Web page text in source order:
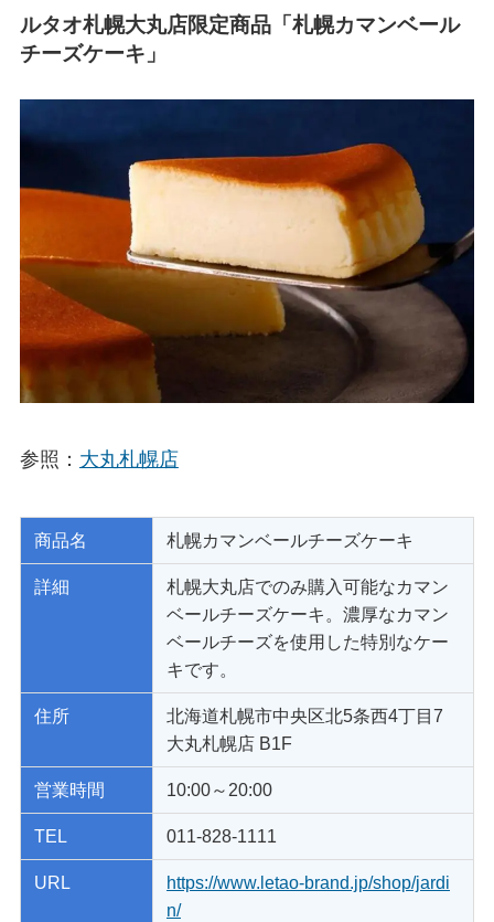
ルタオ札幌大丸店限定商品「札幌カマンベール
チーズケーキ」
参照： 大丸札幌店
商品名 札幌カマンベールチーズケーキ
詳細
札幌大丸店でのみ購入可能なカマン
ベールチーズケーキ。濃厚なカマン
ベールチーズを使用した特別なケー
キです。
住所
北海道札幌市中央区北5条西4丁目7
大丸札幌店 B1F
営業時間 10:00～20:00
TEL 011-828-1111
URL
https://www.letao-brand.jp/shop/jardi
n/